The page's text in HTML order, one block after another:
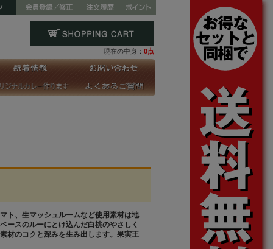
現在の中身： 0点
ト、生マッシュルームなど使用素材は地
ースのルーにとけ込んだ白桃のやさしく
材のコクと深みを生み出します。果実王